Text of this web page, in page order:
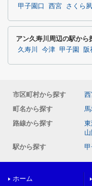
甲子園口 西宮 さくら夙
アン久寿川周辺の駅から
久寿川 今津 甲子園 阪
市区町村から探す
町名から探す
路線から探す
駅から探す
甲
ホーム